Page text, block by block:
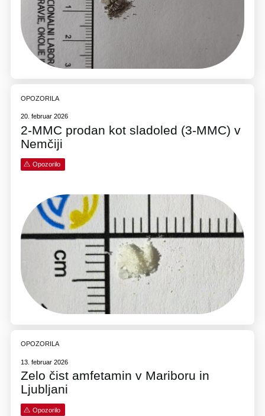
OPOZORILA
20. februar 2026
2-MMC prodan kot sladoled (3-MMC) v
Nemčiji
Opozorilo
OPOZORILA
13. februar 2026
Zelo čist amfetamin v Mariboru in
Ljubljani
Opozorilo